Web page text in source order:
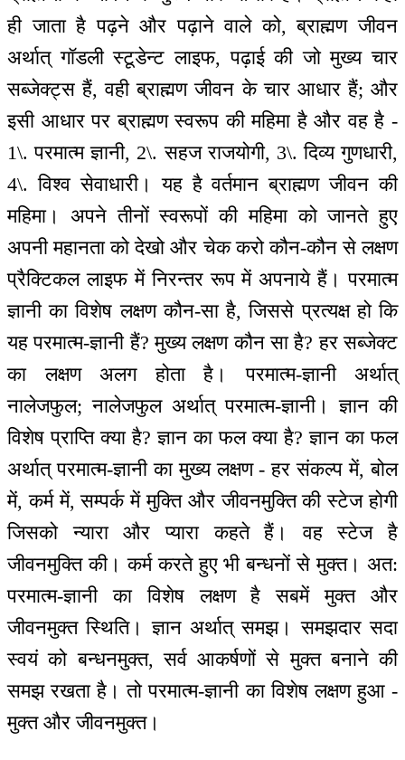
ही जाता है पढ़ने और पढ़ाने वाले को, ब्राह्मण जीवन
अर्थात् गॉडली स्टूडेन्ट लाइफ, पढ़ाई की जो मुख्य चार
सब्जेक्ट्स हैं, वही ब्राह्मण जीवन के चार आधार हैं; और
इसी आधार पर ब्राह्मण स्वरूप की महिमा है और वह है -
1\. परमात्म ज्ञानी, 2\. सहज राजयोगी, 3\. दिव्य गुणधारी,
4\. विश्व सेवाधारी। यह है वर्तमान ब्राह्मण जीवन की
महिमा। अपने तीनों स्वरूपों की महिमा को जानते हुए
अपनी महानता को देखो और चेक करो कौन-कौन से लक्षण
प्रैक्टिकल लाइफ में निरन्तर रूप में अपनाये हैं। परमात्म
ज्ञानी का विशेष लक्षण कौन-सा है, जिससे प्रत्यक्ष हो कि
यह परमात्म-ज्ञानी हैं? मुख्य लक्षण कौन सा है? हर सब्जेक्ट
का लक्षण अलग होता है। परमात्म-ज्ञानी अर्थात्
नालेजफुल; नालेजफुल अर्थात् परमात्म-ज्ञानी। ज्ञान की
विशेष प्राप्ति क्या है? ज्ञान का फल क्या है? ज्ञान का फल
अर्थात् परमात्म-ज्ञानी का मुख्य लक्षण - हर संकल्प में, बोल
में, कर्म में, सम्पर्क में मुक्ति और जीवनमुक्ति की स्टेज होगी
जिसको न्यारा और प्यारा कहते हैं। वह स्टेज है
जीवनमुक्ति की। कर्म करते हुए भी बन्धनों से मुक्त। अत:
परमात्म-ज्ञानी का विशेष लक्षण है सबमें मुक्त और
जीवनमुक्त स्थिति। ज्ञान अर्थात् समझ। समझदार सदा
स्वयं को बन्धनमुक्त, सर्व आकर्षणों से मुक्त बनाने की
समझ रखता है। तो परमात्म-ज्ञानी का विशेष लक्षण हुआ -
मुक्त और जीवनमुक्त।